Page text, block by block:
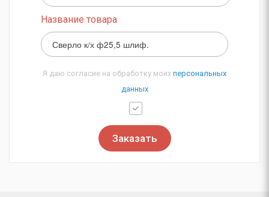
Название товара
Я даю согласие на обработку моих персональных
данных
Заказать